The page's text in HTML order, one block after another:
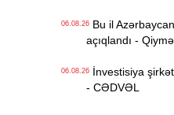
06.08.26Bu il
açıqlandı -
06.08.26İnvestisiya
- CƏDVƏL